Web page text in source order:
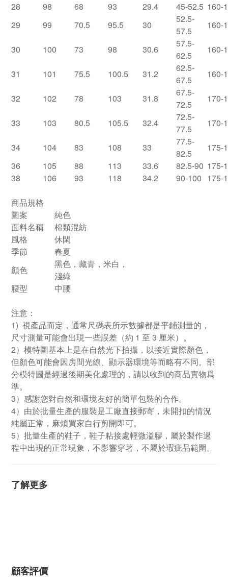
28
98 68 93 29.4 45-52.5 160-
29
99 70.5 95.5 30
52.5-
57.5
160-
30 100 73 98 30.6
57.5-
62.5
160-
31 101 75.5 100.5 31.2
62.5-
67.5
160-
32 102 78 103 31.8
67.5-
72.5
170-
33 103 80.5 105.5 32.4
72.5-
77.5
170-
34 104 83 108 33
77.5-
82.5
175-
36
105 88 113 33.6 82.5-90 175-
38
106 93 118 34.2 90-100 175-
商品規格
圖案
純色
面料名稱
棉類混紡
風格
休閑
季節
春夏
顏色
黑色，藏青，米白，
淺綠
腰型
中腰
注意：
1) 視產品而定，通常尺碼表所示數據都是平鋪測量的，
尺寸測量可能會出現一些誤差（約 1 至 3 厘米）。
2）模特圖基本上是在自然光下拍攝，以接近實際顏色，
但顏色可能會因房間光線、顯示器環境等而略有不同。部
分模特圖是經過後期美化處理的，請以收到的商品實物爲
準。
3）感謝您對自然和環境友好的簡單包裝的合作。
4）由於批量生產的服裝是工廠直接郵寄，未開扣的情況
純屬正常，麻煩買家自行剪開即可。
5）批量生產的鞋子，鞋子粘接處輕微溢膠，屬於製作過
程中出現的正常現象，不影響穿著，不屬於瑕疵品範圍。
了解更多
顧客評價